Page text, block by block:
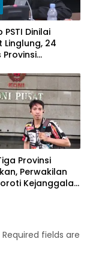
PSTI Dinilai
Linglung, 24
Provinsi
Provinsi
Perwakilan
Kejanggalan
Required fields are